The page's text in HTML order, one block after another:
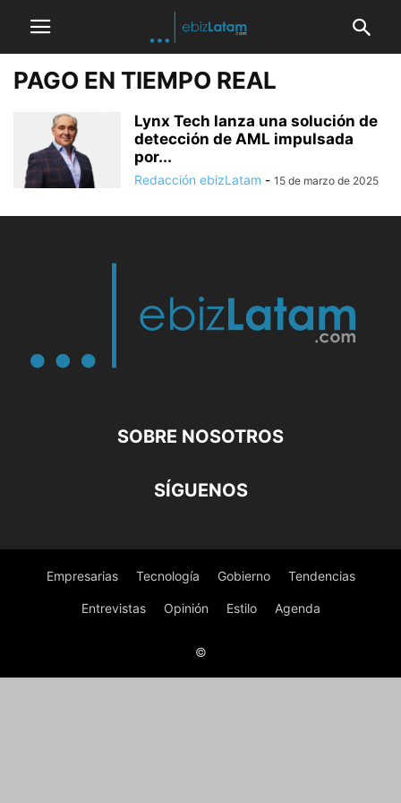
PAGO EN TIEMPO REAL
Lynx Tech lanza una solución de
detección de AML impulsada
por...
Redacción ebizLatam - 15 de marzo de 2025
SOBRE NOSOTROS
SÍGUENOS
Empresarias Tecnología Gobierno Tendencias
Entrevistas Opinión Estilo Agenda
©